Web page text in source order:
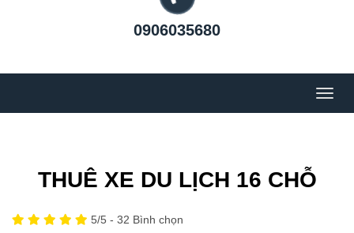
0906035680
Menu
THUÊ XE DU LỊCH 16 CHỖ
5/5 - 32 Bình chọn